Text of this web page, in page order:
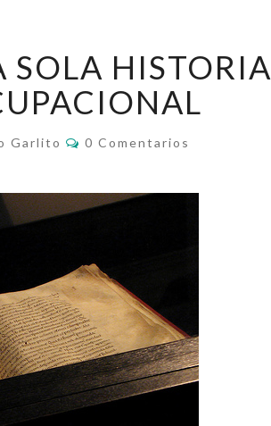
SOLA HISTORIA
Garlito Comentarios
0 Comentarios